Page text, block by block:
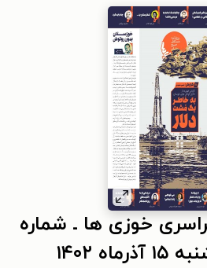
خوزی ها ـ شماره